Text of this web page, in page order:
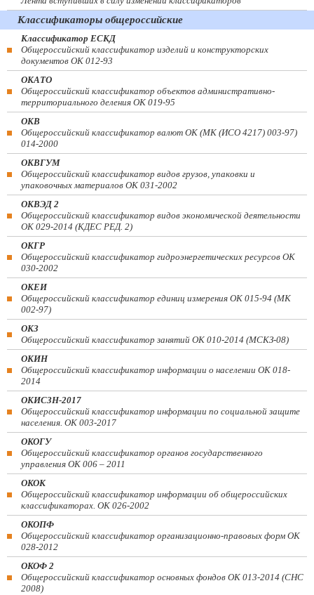
Классификаторы общероссийские
Классификатор ЕСКД
Общероссийский классификатор изделий и конструкторских
документов ОК 012-93
ОКАТО
Общероссийский классификатор объектов административно-
территориального деления ОК 019-95
ОКВ
Общероссийский классификатор валют ОК (МК (ИСО 4217) 003-97)
014-2000
ОКВГУМ
Общероссийский классификатор видов грузов, упаковки и
упаковочных материалов ОК 031-2002
ОКВЭД 2
Общероссийский классификатор видов экономической деятельности
ОК 029-2014 (КДЕС РЕД. 2)
ОКГР
Общероссийский классификатор гидроэнергетических ресурсов ОК
030-2002
ОКЕИ
Общероссийский классификатор единиц измерения ОК 015-94 (МК
002-97)
ОКЗ
Общероссийский классификатор занятий ОК 010-2014 (МСКЗ-08)
ОКИН
Общероссийский классификатор информации о населении ОК 018-
2014
ОКИСЗН-2017
Общероссийский классификатор информации по социальной защите
населения. ОК 003-2017
ОКОГУ
Общероссийский классификатор органов государственного
управления ОК 006 – 2011
ОКОК
Общероссийский классификатор информации об общероссийских
классификаторах. ОК 026-2002
ОКОПФ
Общероссийский классификатор организационно-правовых форм ОК
028-2012
ОКОФ 2
Общероссийский классификатор основных фондов ОК 013-2014 (СНС
2008)